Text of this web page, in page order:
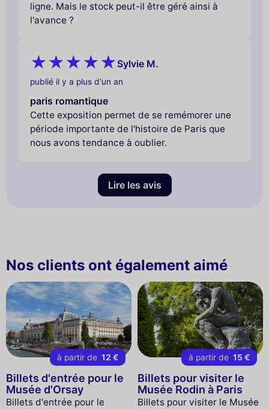
ligne. Mais le stock peut-il être géré ainsi à
l'avance ?
Sylvie M.
publié il y a plus d'un an
paris romantique
Cette exposition permet de se remémorer une
période importante de l'histoire de Paris que
nous avons tendance à oublier.
Lire les avis
Nos clients ont également aimé
à partir de 12 €
Billets d'entrée pour le
Musée d'Orsay
Billets d'entrée pour le
à partir de 15 €
Billets pour visiter le
Musée Rodin à Paris
Billets pour visiter le Musée